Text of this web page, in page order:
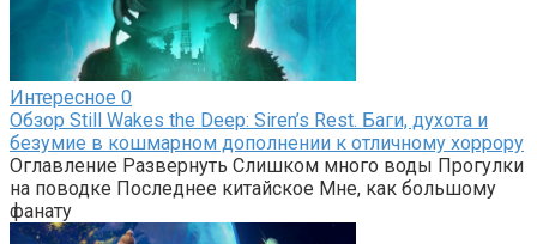
Интересное 0
Обзор Still Wakes the Deep: Siren’s Rest. Баги, духота и
безумие в кошмарном дополнении к отличному хоррору
Оглавление Развернуть Слишком много воды Прогулки
на поводке Последнее китайское Мне, как большому
фанату